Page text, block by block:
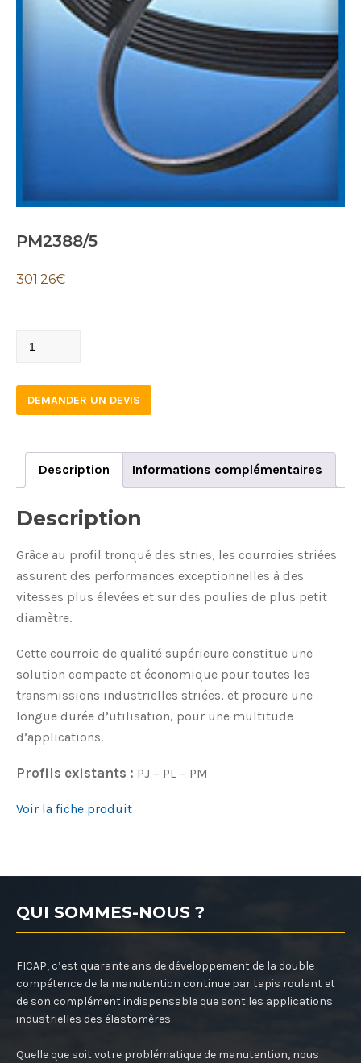
PM2388/5
301.26€
PM2388/5
DEMANDER UN DEVIS
Description Informations complémentaires
Description
Grâce au profil tronqué des stries, les courroies striées
assurent des performances exceptionnelles à des
vitesses plus élevées et sur des poulies de plus petit
diamètre.
Cette courroie de qualité supérieure constitue une
solution compacte et économique pour toutes les
transmissions industrielles striées, et procure une
longue durée d’utilisation, pour une multitude
d’applications.
Profils existants : PJ – PL – PM
Voir la fiche produit
QUI SOMMES-NOUS ?
FICAP, c’est quarante ans de développement de la double
compétence de la manutention continue par tapis roulant et
de son complément indispensable que sont les applications
industrielles des élastomères.
Quelle que soit votre problématique de manutention, nous